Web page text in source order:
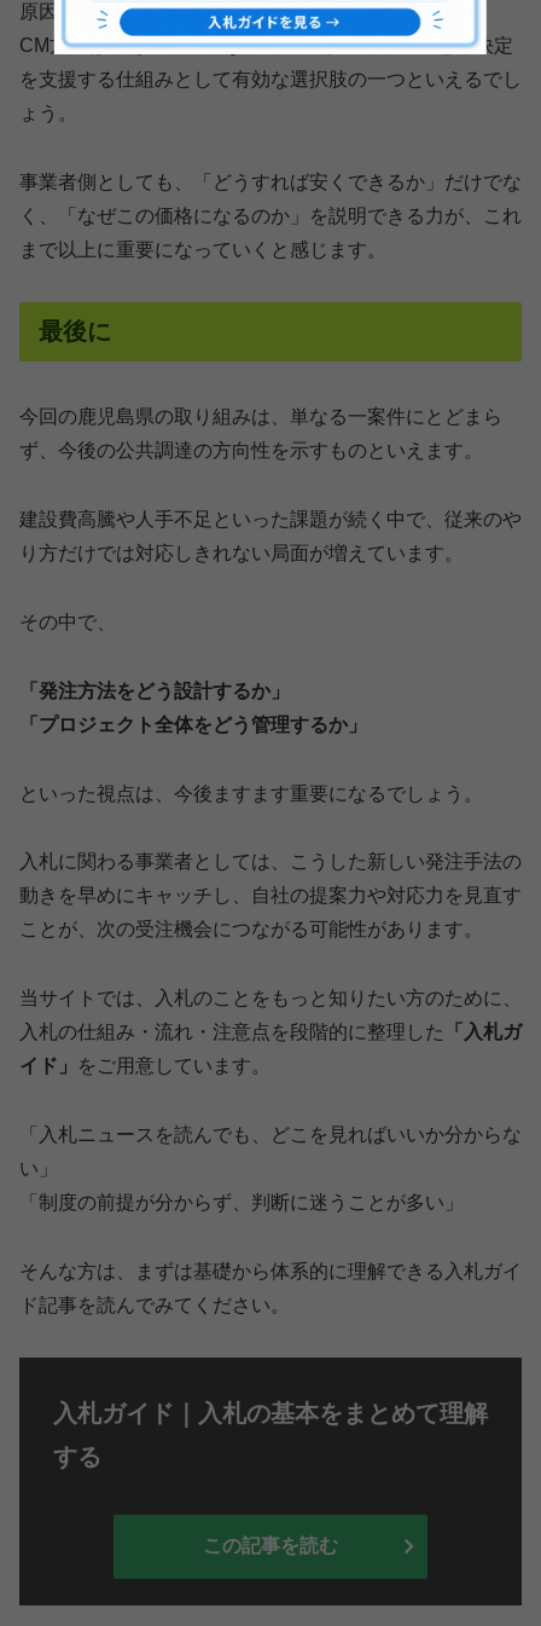
原因になることがあります。
CM方式は、その構造的な課題に対し、発注者の意思決定
を支援する仕組みとして有効な選択肢の一つといえるでし
ょう。
事業者側としても、「どうすれば安くできるか」だけでな
く、「なぜこの価格になるのか」を説明できる力が、これ
まで以上に重要になっていくと感じます。
最後に
今回の鹿児島県の取り組みは、単なる一案件にとどまら
ず、今後の公共調達の方向性を示すものといえます。
建設費高騰や人手不足といった課題が続く中で、従来のや
り方だけでは対応しきれない局面が増えています。
その中で、
「発注方法をどう設計するか」
「プロジェクト全体をどう管理するか」
といった視点は、今後ますます重要になるでしょう。
入札に関わる事業者としては、こうした新しい発注手法の
動きを早めにキャッチし、自社の提案力や対応力を見直す
ことが、次の受注機会につながる可能性があります。
当サイトでは、入札のことをもっと知りたい方のために、
入札の仕組み・流れ・注意点を段階的に整理した
「入札ガ
イド」
をご用意しています。
「入札ニュースを読んでも、どこを見ればいいか分からな
い」
「制度の前提が分からず、判断に迷うことが多い」
そんな方は、まずは基礎から体系的に理解できる入札ガイ
ド記事を読んでみてください。
入札ガイド｜入札の基本をまとめて理解
する
この記事を読む